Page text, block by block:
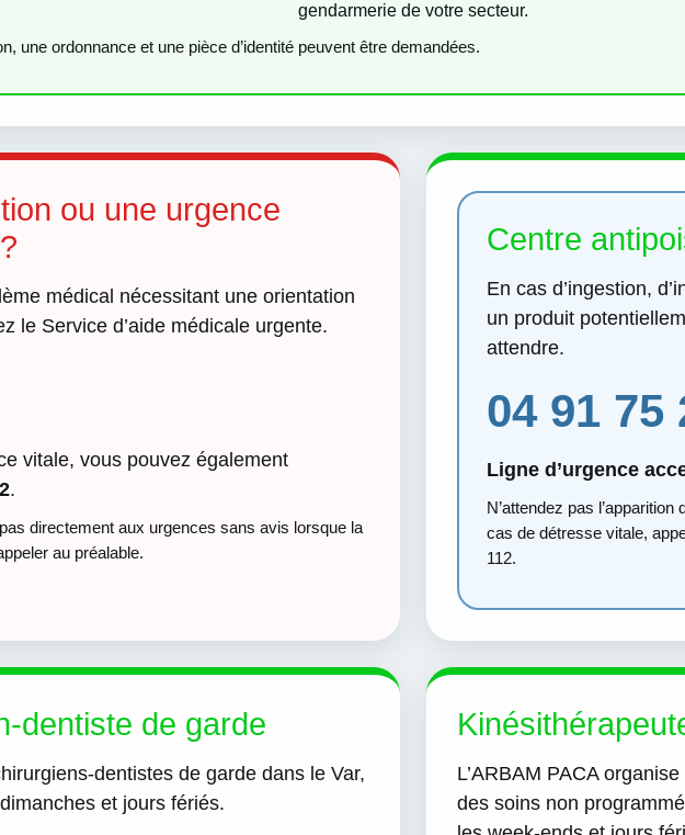
gendarmerie de votre secteur.
une ordonnance et une pièce d’identité peuvent être demandées.
ou une urgence
médical nécessitant une orientation
le Service d’aide médicale urgente.
vitale, vous pouvez également
.
directement aux urgences sans avis lorsque la
au préalable.
Centre
En cas d’ingestion,
un produit
attendre.
04 91 75
Ligne d’urgence
N’attendez pas
cas de détresse vitale,
112.
dentiste de garde
dentistes de garde dans le Var,
et jours fériés.
L’ARBAM PACA
des soins non